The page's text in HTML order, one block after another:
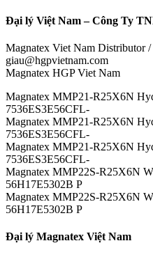
Đại lý Việt Nam – Công Ty
Magnatex Viet Nam Distributor
giau@hgpvietnam.com
Magnatex HGP Viet Nam
Magnatex MMP21-R25X6N
7536ES3E56CFL-
Magnatex MMP21-R25X6N
7536ES3E56CFL-
Magnatex MMP21-R25X6N
7536ES3E56CFL-
Magnatex MMP22S-R25X6N
56H17E5302B P
Magnatex MMP22S-R25X6N
56H17E5302B P
Đại lý Magnatex Việt Nam